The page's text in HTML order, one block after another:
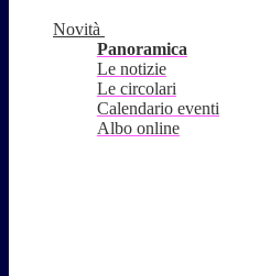
Novità
Panoramica
Le notizie
Le circolari
Calendario eventi
Albo online